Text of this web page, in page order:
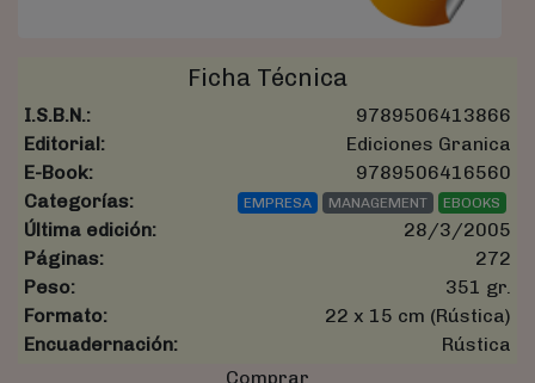
Ficha Técnica
I.S.B.N.:
9789506413866
Editorial:
Ediciones Granica
E-Book:
9789506416560
Categorías:
EMPRESA MANAGEMENT EBOOKS
Última edición:
28/3/2005
Páginas:
272
Peso:
351 gr.
Formato:
22 x 15 cm (Rústica)
Encuadernación:
Rústica
Comprar